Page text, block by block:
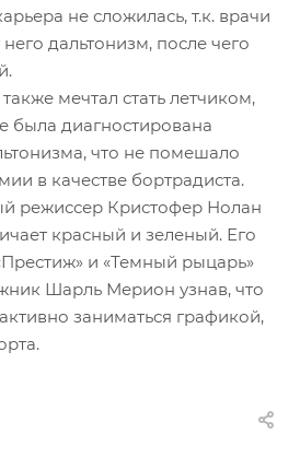
не сложилась, т.к. врачи
дальтонизм, после чего
мечтал стать летчиком,
была диагностирована
что не помешало
в качестве бортрадиста.
режиссер Кристофер Нолан
красный и зеленый. Его
и «Темный рыцарь»
Шарль Мерион узнав, что
заниматься графикой,